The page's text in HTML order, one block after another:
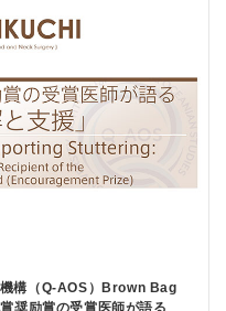
構（Q-AOS）Brown Bag